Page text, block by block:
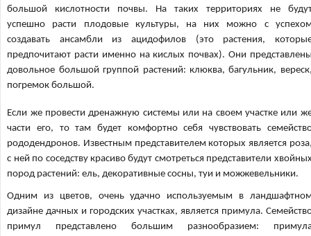
большой кислотности почвы. На таких территориях не
успешно расти плодовые культуры, на них можно с
создавать ансамбли из ацидофилов (это растения,
предпочитают расти именно на кислых почвах). Они
довольное большой группой растений: клюква, багульник,
погремок большой.
Если же провести дренажную системы или на своем участке или
части его, то там будет комфортно себя чувствовать
рододендронов. Известным представителем которых является
с ней по соседству красиво будут смотреться представители
пород растений: ель, декоративные сосны, туи и можжевельники.
Одним из цветов, очень удачно используемым в
дизайне дачных и городских участках, является примула.
примул представлено большим разнообразием: